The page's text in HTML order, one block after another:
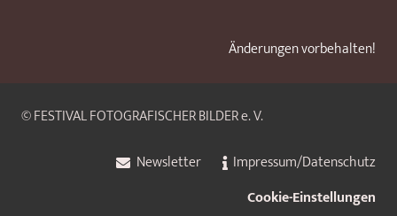
Änderungen vorbehalten!
© FESTIVAL FOTOGRAFISCHER BILDER e. V.
Newsletter
Impressum/Datenschutz
Cookie-Einstellungen